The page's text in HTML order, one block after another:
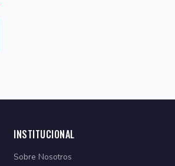
INSTITUCIONAL
Sobre Nosotros